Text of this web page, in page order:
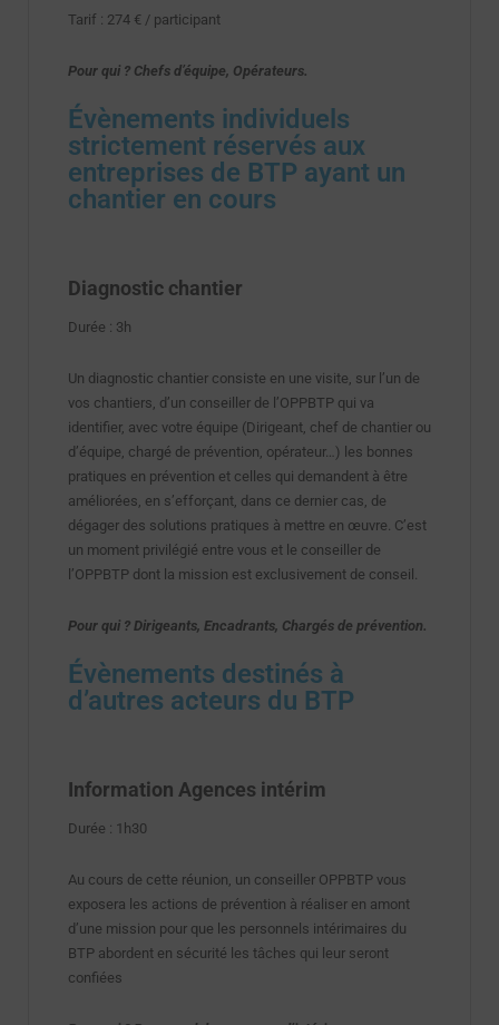
Tarif : 274 € / participant
Pour qui ? Chefs d’équipe, Opérateurs.
Évènements individuels
strictement réservés aux
entreprises de BTP ayant un
chantier en cours
Diagnostic chantier
Durée : 3h
Un diagnostic chantier consiste en une visite, sur l’un de
vos chantiers, d’un conseiller de l’OPPBTP qui va
identifier, avec votre équipe (Dirigeant, chef de chantier ou
d’équipe, chargé de prévention, opérateur…) les bonnes
pratiques en prévention et celles qui demandent à être
améliorées, en s’efforçant, dans ce dernier cas, de
dégager des solutions pratiques à mettre en œuvre. C’est
un moment privilégié entre vous et le conseiller de
l’OPPBTP dont la mission est exclusivement de conseil.
Pour qui ? Dirigeants, Encadrants, Chargés de prévention.
Évènements destinés à
d’autres acteurs du BTP
Information Agences intérim
Durée : 1h30
Au cours de cette réunion, un conseiller OPPBTP vous
exposera les actions de prévention à réaliser en amont
d’une mission pour que les personnels intérimaires du
BTP abordent en sécurité les tâches qui leur seront
confiées